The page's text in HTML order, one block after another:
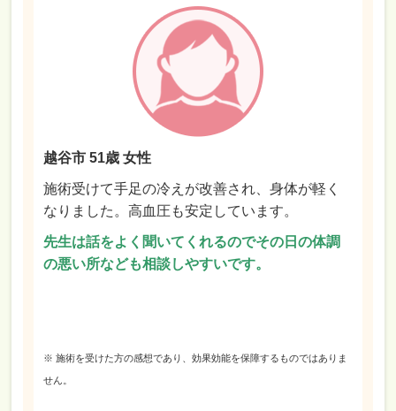
越谷市 51歳 女性
施術受けて手足の冷えが改善され、身体が軽く
なりました。高血圧も安定しています。
先生は話をよく聞いてくれるのでその日の体調
の悪い所なども相談しやすいです。
※ 施術を受けた方の感想であり、効果効能を保障するものではありま
せん。